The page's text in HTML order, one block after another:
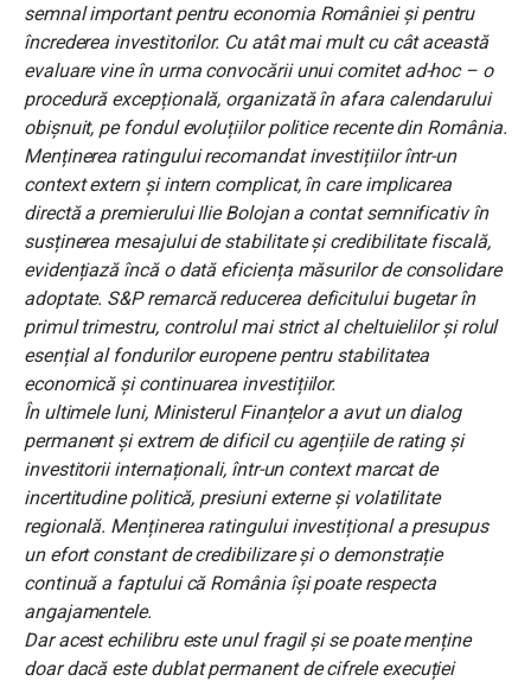
semnal important pentru economia României și pentru
încrederea investitorilor. Cu atât mai mult cu cât această
evaluare vine în urma convocării unui comitet ad-hoc – o
procedură excepțională, organizată în afara calendarului
obișnuit, pe fondul evoluțiilor politice recente din România.
Menținerea ratingului recomandat investițiilor într-un
context extern și intern complicat, în care implicarea
directă a premieruluiIlie Bolojana contat semnificativ în
susținerea mesajului de stabilitate şi credibilitate fiscală,
evidențiază încă o dată eficiența măsurilor de consolidare
adoptate. S&P remarcă reducerea deficitului bugetar în
primul trimestru, controlul mai strict al cheltuielilor și rolul
esențial al fondurilor europene pentru stabilitatea
economică și continuarea investițiilor.
În ultimele luni, Ministerul Finanțelor a avut un dialog
permanent și extrem de dificil cu agențiile de rating și
investitorii internaționali, într-un context marcat de
incertitudine politică, presiuni externe și volatilitate
regională. Menținerea ratingului investițional a presupus
un efort constant de credibilizare și o demonstrație
continuă a faptului că România își poate respecta
angajamentele.
Dar acest echilibru este unul fragil și se poate menține
doar dacă este dublat permanent de cifrele execuției